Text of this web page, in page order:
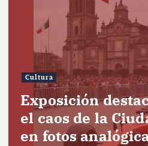
Cultura
Exposición
el caos de la
en fotos